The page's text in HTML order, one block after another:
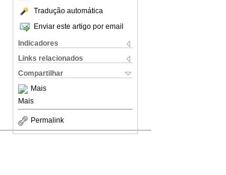
Tradução automática
Enviar este artigo por email
Indicadores
Links relacionados
Compartilhar
Mais
Mais
Permalink